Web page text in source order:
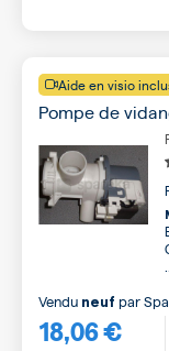
Aide en visio
Pompe de
18,06 €
Vendu neuf par